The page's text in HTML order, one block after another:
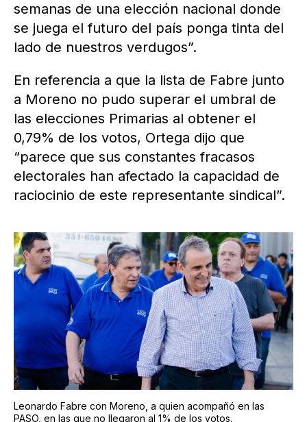
semanas de una elección nacional donde
se juega el futuro del país ponga tinta del
lado de nuestros verdugos”.
En referencia a que la lista de Fabre junto
a Moreno no pudo superar el umbral de
las elecciones Primarias al obtener el
0,79% de los votos, Ortega dijo que
“parece que sus constantes fracasos
electorales han afectado la capacidad de
raciocinio de este representante sindical”.
Leonardo Fabre con Moreno, a quien acompañó en las
PASO, en las que no llegaron al 1% de los votos.